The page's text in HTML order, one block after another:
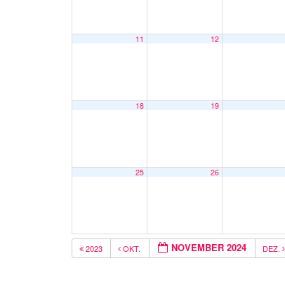
11 12
18 19
25 26
2023 OKT. NOVEMBER 2024 DEZ.